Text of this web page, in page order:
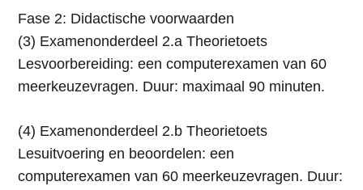
Fase 2: Didactische voorwaarden
(3) Examenonderdeel 2.a Theorietoets
Lesvoorbereiding: een computerexamen van 60
meerkeuzevragen. Duur: maximaal 90 minuten.
(4) Examenonderdeel 2.b Theorietoets
Lesuitvoering en beoordelen: een
computerexamen van 60 meerkeuzevragen. Duur: